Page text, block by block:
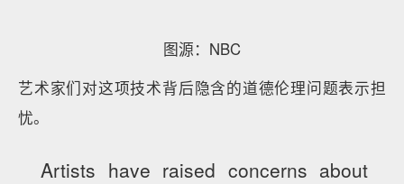
图源：NBC
艺术家们对这项技术背后隐含的道德伦理问题表示担
忧。
Artists have raised concerns about